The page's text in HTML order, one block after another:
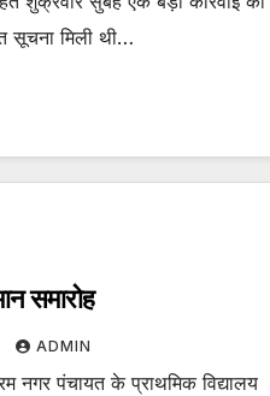
सूचना मिली थी…
समारोह
ADMIN
नगर पंचायत के प्राथमिक विद्यालय